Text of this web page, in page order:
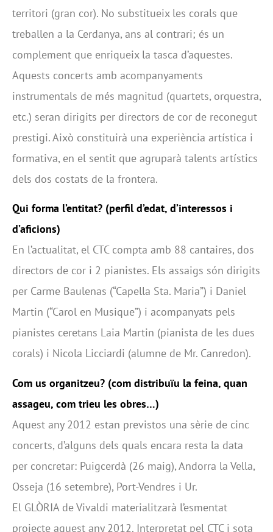
territori (gran cor). No substitueix les corals que
treballen a la Cerdanya, ans al contrari; és un
complement que enriqueix la tasca d’aquestes.
Aquests concerts amb acompanyaments
instrumentals de més magnitud (quartets, orquestra,
etc.) seran dirigits per directors de cor de reconegut
prestigi. Això constituirà una experiència artística i
formativa, en el sentit que agruparà talents artístics
dels dos costats de la frontera.
Qui forma l’entitat? (perfil d’edat, d’interessos i
d’aficions)
En l’actualitat, el CTC compta amb 88 cantaires, dos
directors de cor i 2 pianistes. Els assaigs són dirigits
per Carme Baulenas (“Capella Sta. Maria”) i Daniel
Martin (“Carol en Musique”) i acompanyats pels
pianistes ceretans Laia Martin (pianista de les dues
corals) i Nicola Licciardi (alumne de Mr. Canredon).
Com us organitzeu? (com distribuïu la feina, quan
assageu, com trieu les obres…)
Aquest any 2012 estan previstos una sèrie de cinc
concerts, d’alguns dels quals encara resta la data
per concretar: Puigcerdà (26 maig), Andorra la Vella,
Osseja (16 setembre), Port-Vendres i Ur.
El GLÒRIA de Vivaldi materialitzarà l’esmentat
projecte aquest any 2012. Interpretat pel CTC i sota